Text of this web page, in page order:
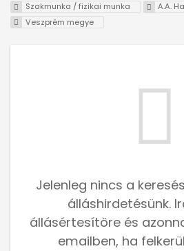
Szakmunka / fizikai munka
A.A.
Veszprém megye
Jelenleg nincs a
álláshirdetésünk.
állásértesítőre és
emailben, ha